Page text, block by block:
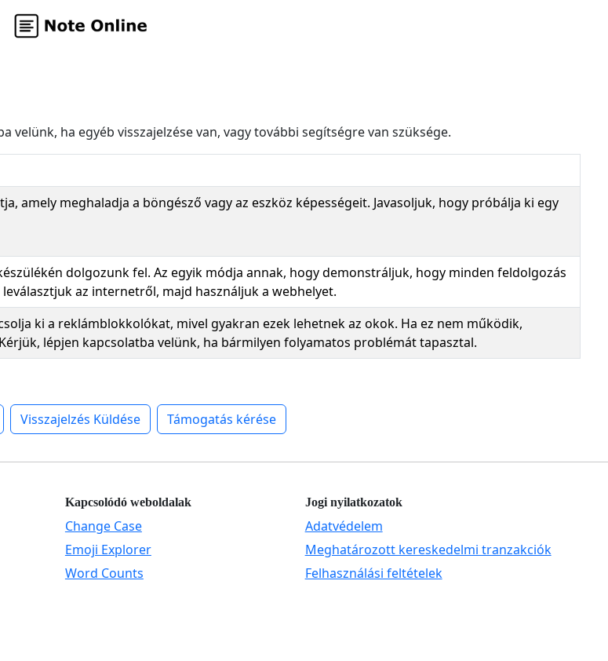
ha egyéb visszajelzése van, vagy további segítségre van szüksége.
amely meghaladja a böngésző vagy az eszköz képességeit. Javasoljuk, hogy próbálja ki egy
dolgozunk fel. Az egyik módja annak, hogy demonstráljuk, hogy minden feldolgozás
az internetről, majd használjuk a webhelyet.
ki a reklámblokkolókat, mivel gyakran ezek lehetnek az okok. Ha ez nem működik,
lépjen kapcsolatba velünk, ha bármilyen folyamatos problémát tapasztal.
Visszajelzés Küldése Támogatás kérése
Kapcsolódó weboldalak
Change Case
Emoji Explorer
Word Counts
Jogi nyilatkozatok
Adatvédelem
Meghatározott kereskedelmi tranzakciók
Felhasználási feltételek